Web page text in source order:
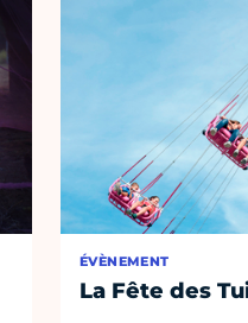
ÉVÈNEMENT
La Fête des